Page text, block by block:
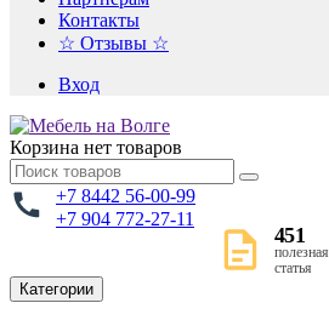
Контакты
☆ Отзывы ☆
Вход
Корзина нет товаров
+7 8442 56-00-99
+7 904 772-27-11
451
полезная
статья
Категории